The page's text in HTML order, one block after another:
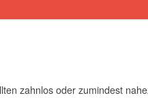
zahnlos oder zumindest